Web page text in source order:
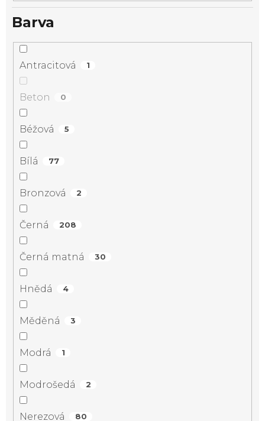
Barva
Antracitová 1
Beton 0
Béžová 5
Bílá 77
Bronzová 2
Černá 208
Černá matná 30
Hnědá 4
Měděná 3
Modrá 1
Modrošedá 2
Nerezová 80